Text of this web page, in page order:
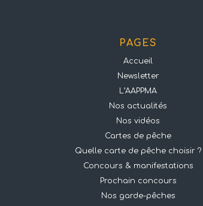
PAGES
Accueil
Newsletter
L’AAPPMA
Nos actualités
Nos vidéos
Cartes de pêche
Quelle carte de pêche choisir ?
Concours & manifestations
Prochain concours
Nos garde-pêches